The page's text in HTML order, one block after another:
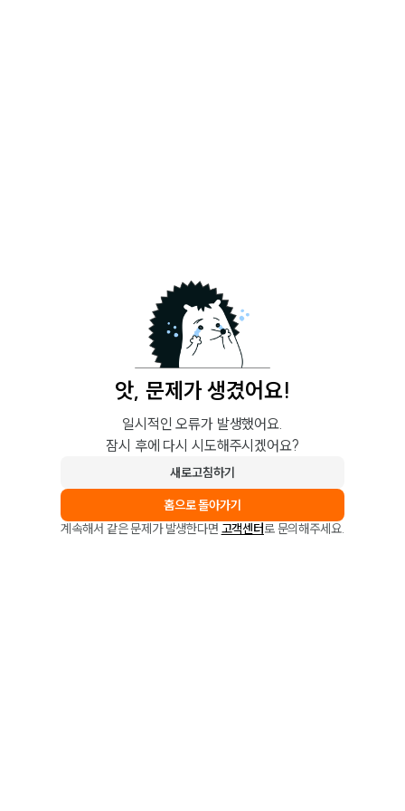
앗, 문제가 생겼어요!
일시적인 오류가 발생했어요.
잠시 후에 다시 시도해주시겠어요?
새로고침하기
홈으로 돌아가기
계속해서 같은 문제가 발생한다면 고객센터로 문의해주세요.